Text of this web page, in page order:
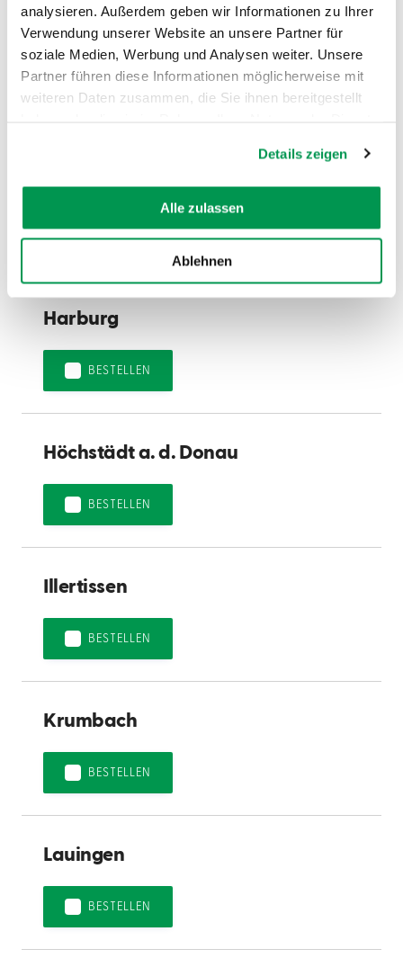
analysieren. Außerdem geben wir Informationen zu Ihrer
Verwendung unserer Website an unsere Partner für
soziale Medien, Werbung und Analysen weiter. Unsere
Partner führen diese Informationen möglicherweise mit
weiteren Daten zusammen, die Sie ihnen bereitgestellt
Details zeigen
Alle zulassen
Ablehnen
Gundelfingen a. d. Donau
BESTELLEN
Günzburg
BESTELLEN
Harburg
BESTELLEN
Höchstädt a. d. Donau
BESTELLEN
Illertissen
BESTELLEN
Krumbach
BESTELLEN
Lauingen
BESTELLEN